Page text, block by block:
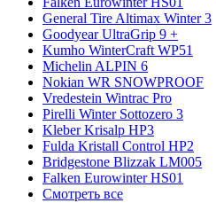
General Tire Altimax Winter 3
Goodyear UltraGrip 9 +
Kumho WinterCraft WP51
Michelin ALPIN 6
Nokian WR SNOWPROOF
Vredestein Wintrac Pro
Pirelli Winter Sottozero 3
Kleber Krisalp HP3
Fulda Kristall Control HP2
Bridgestone Blizzak LM005
Falken Eurowinter HS01
Смотреть все